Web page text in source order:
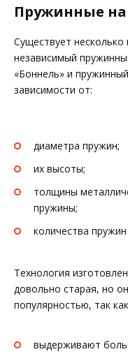
Пружинные
Существует
независимый
«Боннель» и
зависимости от:
диаметра пружин;
их высоты;
толщины
пружины;
количества
Технология
довольно старая, но
популярностью, так
выдерживают